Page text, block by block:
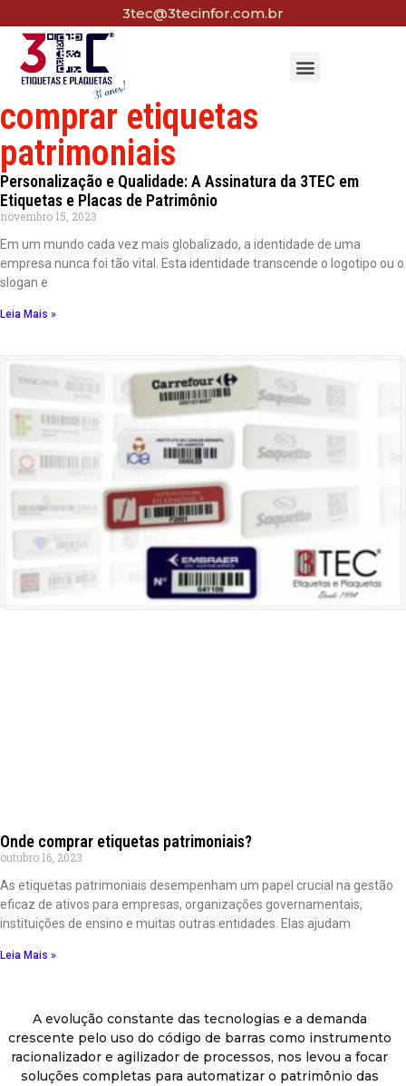
3tec@3tecinfor.com.br
comprar etiquetas
patrimoniais
Personalização e Qualidade: A Assinatura da 3TEC em
Etiquetas e Placas de Patrimônio
novembro 15, 2023
Em um mundo cada vez mais globalizado, a identidade de uma
empresa nunca foi tão vital. Esta identidade transcende o logotipo ou o
slogan e
Leia Mais »
Onde comprar etiquetas patrimoniais?
outubro 16, 2023
As etiquetas patrimoniais desempenham um papel crucial na gestão
eficaz de ativos para empresas, organizações governamentais,
instituições de ensino e muitas outras entidades. Elas ajudam
Leia Mais »
A evolução constante das tecnologias e a demanda
crescente pelo uso do código de barras como instrumento
racionalizador e agilizador de processos, nos levou a focar
soluções completas para automatizar o patrimônio das